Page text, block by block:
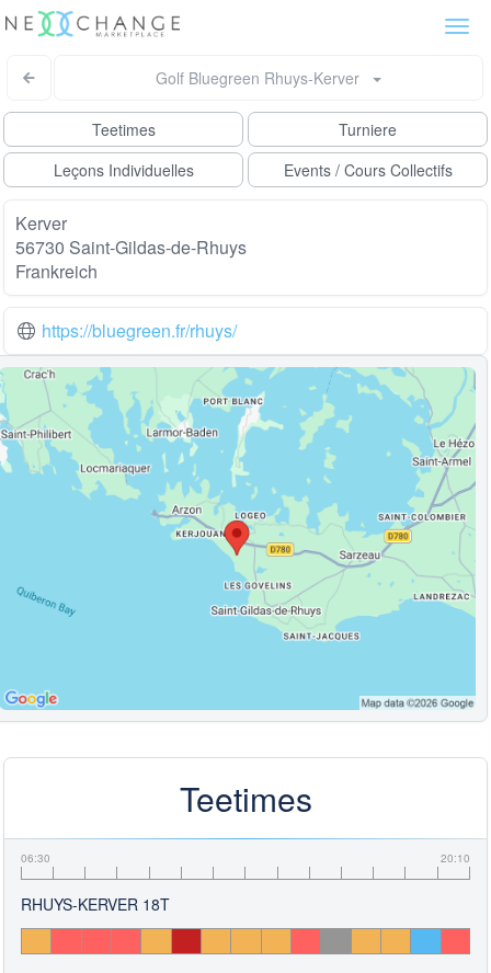
Golf Bluegreen Rhuys-Kerver
Teetimes
Turniere
Leçons Individuelles
Events / Cours Collectifs
Kerver
56730 Saint-Gildas-de-Rhuys
Frankreich
https://bluegreen.fr/rhuys/
Teetimes
06:30 20:10
RHUYS-KERVER 18T